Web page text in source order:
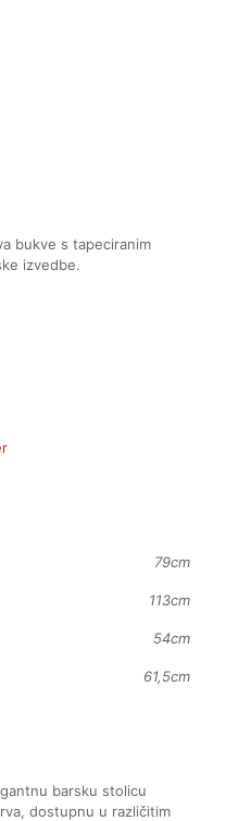
bukve s tapeciranim
izvedbe.
79cm
113cm
54cm
61,5cm
barsku stolicu
dostupnu u različitim